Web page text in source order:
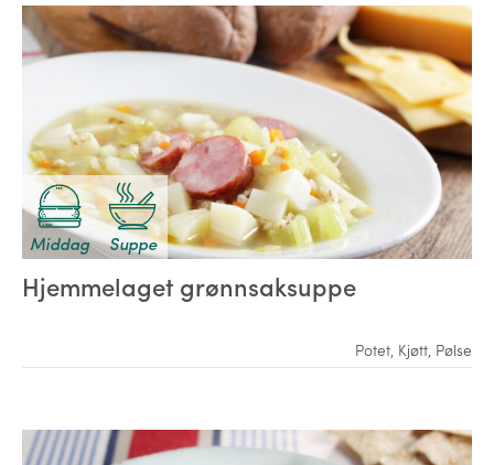
Middag Suppe
Hjemmelaget grønnsaksuppe
Potet, Kjøtt, Pølse